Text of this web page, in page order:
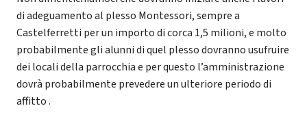
di adeguamento al plesso Montessori, sempre a
Castelferretti per un importo di corca 1,5 milioni, e molto
probabilmente gli alunni di quel plesso dovranno usufruire
dei locali della parrocchia e per questo l’amministrazione
dovrà probabilmente prevedere un ulteriore periodo di
affitto .